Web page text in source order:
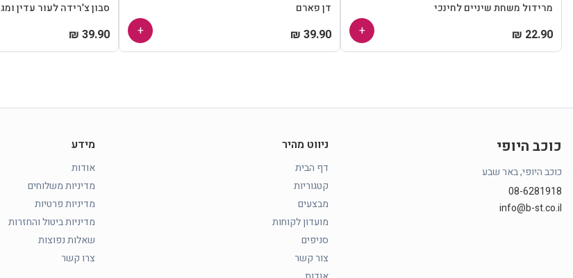
מרידול משחת שיניים לחינכי
22.90 ₪
+
דן פארם
39.90 ₪
+
סבון צ'רידה לעור עדין ומג
39.90 ₪
כוכב היופי
כוכב היופי, באר שבע
08-6281918
info@b-st.co.il
ניווט מהיר
דף הבית
קטגוריות
מבצעים
מועדון לקוחות
סניפים
צור קשר
מידע
אודות
מדיניות משלוחים
מדיניות פרטיות
מדיניות ביטול והחזרות
שאלות נפוצות
צרו קשר